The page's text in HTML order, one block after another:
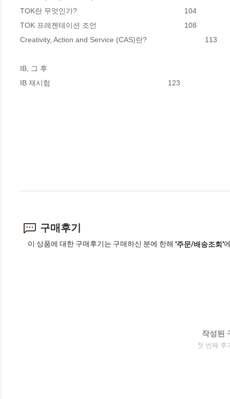
TOK란 무엇인가?							104
TOK 프레젠테이션 조언						108
Creativity, Action and Service (CAS)란?			          113
IB, 그 후
IB 재시험								123
구매후기
이 상품에 대한 구매후기는 구매하신 분에 한해 '주문/배송조회'
작성된
첫 번째 후